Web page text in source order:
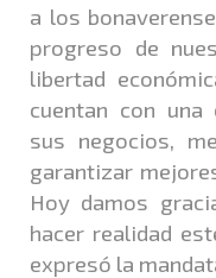
a los
progreso de
libertad
cuentan con
sus negocios,
garantizar
Hoy damos
hacer realidad
expresó la